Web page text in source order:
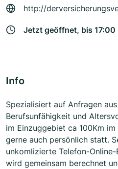
http://
Jetzt geöffnet, bis 17:00
Info
Spezialisiert auf Anfragen
Berufsunfähigkeit und
im Einzuggebiet ca 100Km
gerne auch persönlich statt.
unkomlizierte Telefon-
wird gemeinsam berechnet